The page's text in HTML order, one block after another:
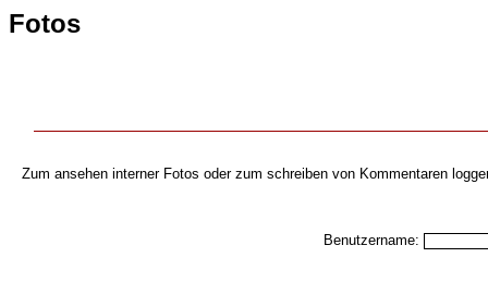
Fotos
Zum ansehen interner Fotos oder zum schreiben von Kommentaren
Benutzername: